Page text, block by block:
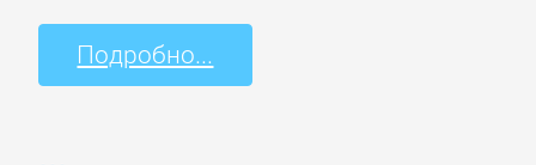
Подробно...
Самосовершенствование
Сделай